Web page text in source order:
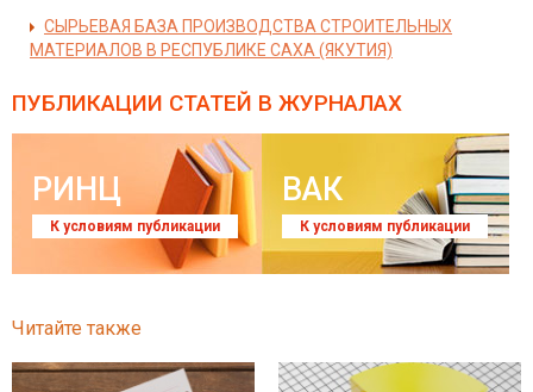
СЫРЬЕВАЯ БАЗА ПРОИЗВОДСТВА СТРОИТЕЛЬНЫХ
МАТЕРИАЛОВ В РЕСПУБЛИКЕ САХА (ЯКУТИЯ)
ПУБЛИКАЦИИ СТАТЕЙ В ЖУРНАЛАХ
РИНЦ
К условиям публикации
ВАК
К условиям публикации
Читайте также